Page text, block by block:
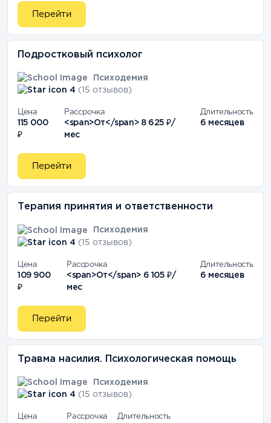
Перейти
Подростковый психолог
Психодемия
4 (15 отзывов)
Цена
115 000
₽
Рассрочка
<span>От</span> 8 625 ₽/
мес
Длительность
6 месяцев
Перейти
Терапия принятия и ответственности
Психодемия
4 (15 отзывов)
Цена
109 900
₽
Рассрочка
<span>От</span> 6 105 ₽/
мес
Длительность
6 месяцев
Перейти
Травма насилия. Психологическая помощь
Психодемия
4 (15 отзывов)
Цена Рассрочка Длительность